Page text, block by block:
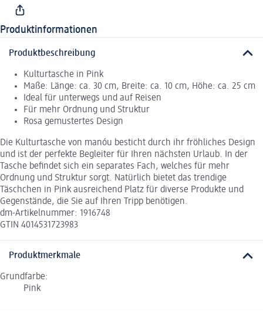
Produktinformationen
Produktbeschreibung
Kulturtasche in Pink
Maße: Länge: ca. 30 cm, Breite: ca. 10 cm, Höhe: ca. 25 cm
Ideal für unterwegs und auf Reisen
Für mehr Ordnung und Struktur
Rosa gemustertes Design
Die Kulturtasche von manóu besticht durch ihr fröhliches Design
und ist der perfekte Begleiter für Ihren nächsten Urlaub. In der
Tasche befindet sich ein separates Fach, welches für mehr
Ordnung und Struktur sorgt. Natürlich bietet das trendige
Täschchen in Pink ausreichend Platz für diverse Produkte und
Gegenstände, die Sie auf Ihren Tripp benötigen.
dm-Artikelnummer: 1916748
GTIN 4014531723983
Produktmerkmale
Grundfarbe:
Pink